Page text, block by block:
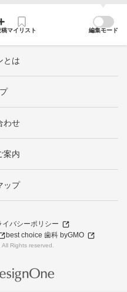
稿マイリスト 編集モード
とは
わせ
案内
ップ
イバシーポリシー
best choice 歯科 byGMO
Rights reserved.